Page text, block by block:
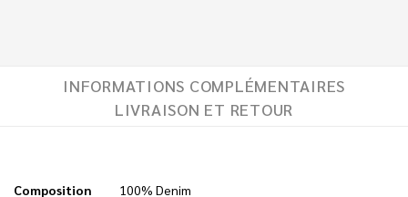
INFORMATIONS COMPLÉMENTAIRES
LIVRAISON ET RETOUR
Composition 100% Denim